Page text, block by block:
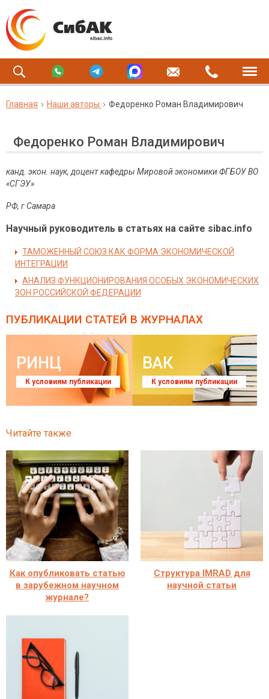
Главная Наши авторы Федоренко Роман Владимирович
Федоренко Роман Владимирович
канд. экон. наук, доцент кафедры Мировой экономики ФГБОУ ВО
«СГЭУ»
РФ, г Самара
Научный руководитель в статьях на сайте sibac.info
ТАМОЖЕННЫЙ СОЮЗ КАК ФОРМА ЭКОНОМИЧЕСКОЙ
ИНТЕГРАЦИИ
АНАЛИЗ ФУНКЦИОНИРОВАНИЯ ОСОБЫХ ЭКОНОМИЧЕСКИХ
ЗОН РОССИЙСКОЙ ФЕДЕРАЦИИ
ПУБЛИКАЦИИ СТАТЕЙ В ЖУРНАЛАХ
РИНЦ
К условиям публикации
ВАК
К условиям публикации
Читайте также
Как опубликовать статью
в зарубежном научном
журнале?
Структура IMRAD для
научной статьи